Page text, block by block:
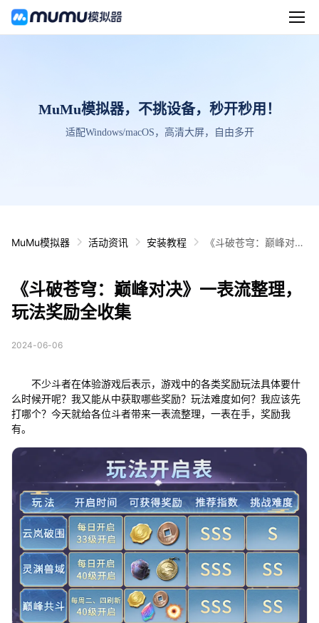
MuMu模拟器，不挑设备，秒开秒用！
适配Windows/macOS，高清大屏，自由多开
MuMu模拟器 活动资讯 安装教程
《斗破苍穹：巅峰对
《斗破苍穹：巅峰对决》一表流整理，
玩法奖励全收集
2024-06-06
不少斗者在体验游戏后表示，游戏中的各类奖励玩法具体要什
么时候开呢？我又能从中获取哪些奖励？玩法难度如何？我应该先
打哪个？今天就给各位斗者带来一表流整理，一表在手，奖励我
有。